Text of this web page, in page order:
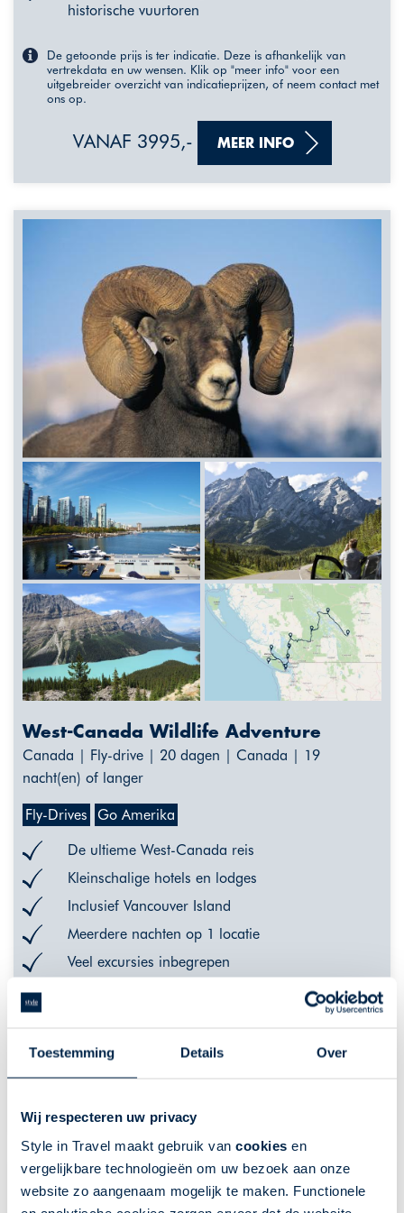
Toestemming Details Over
Wij respecteren uw privacy
Style in Travel maakt gebruik van cookies en
vergelijkbare technologieën om uw bezoek aan onze
website zo aangenaam mogelijk te maken. Functionele
historische vuurtoren
De getoonde prijs is ter indicatie. Deze is afhankelijk van
vertrekdata en uw wensen. Klik op "meer info" voor een
uitgebreider overzicht van indicatieprijzen, of neem contact met
ons op.
VANAF 3995,- MEER INFO
West-Canada Wildlife Adventure
Canada | Fly-drive | 20 dagen | Canada | 19
nacht(en) of langer
Fly-Drives Go Amerika
De ultieme West-Canada reis
Kleinschalige hotels en lodges
Inclusief Vancouver Island
Meerdere nachten op 1 locatie
Veel excursies inbegrepen
De getoonde prijs is ter indicatie. Deze is afhankelijk van
ons op.